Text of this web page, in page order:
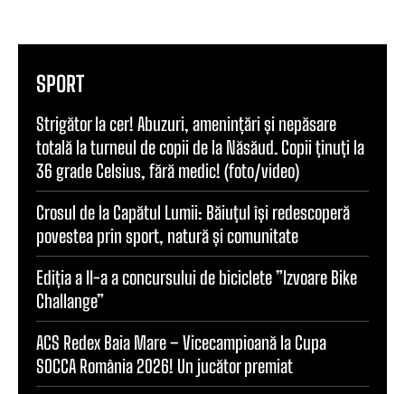
SPORT
Strigător la cer! Abuzuri, amenințări și nepăsare
totală la turneul de copii de la Năsăud. Copii ținuți la
36 grade Celsius, fără medic! (foto/video)
Crosul de la Capătul Lumii: Băiuțul își redescoperă
povestea prin sport, natură și comunitate
Ediția a II-a a concursului de biciclete ”Izvoare Bike
Challange”
ACS Redex Baia Mare – Vicecampioană la Cupa
SOCCA România 2026! Un jucător premiat